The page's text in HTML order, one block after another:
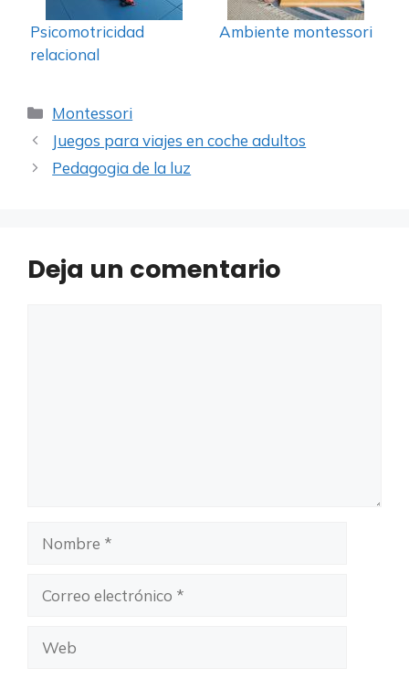
Psicomotricidad
relacional
Ambiente montessori
Categorías
Montessori
Juegos para viajes en coche adultos
Pedagogia de la luz
Deja un comentario
electrónico